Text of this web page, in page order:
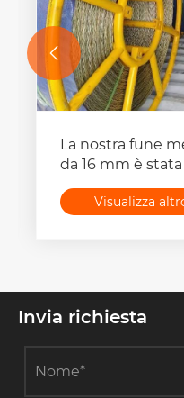
La nostra fune
da 16 mm è
Visualizza

Invia richiesta